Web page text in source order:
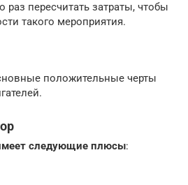
раз пересчитать затраты, чтобы
такого мероприятия.
положительные черты
следующие плюсы: